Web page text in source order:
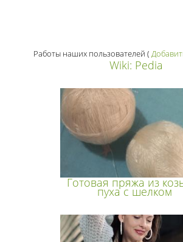
Работы наших пользователей (
Wiki: Pedia
Готовая пряжа из
пуха с шелком